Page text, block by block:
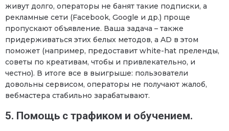
живут долго, операторы не банят такие подписки, а
рекламные сети (Facebook, Google и др.) проще
пропускают объявление. Ваша задача – также
придерживаться этих белых методов, а AD в этом
поможет (например, предоставит white-hat преленды,
советы по креативам, чтобы и привлекательно, и
честно). В итоге все в выигрыше: пользователи
довольны сервисом, операторы не получают жалоб,
вебмастера стабильно зарабатывают.
5. Помощь с трафиком и обучением.